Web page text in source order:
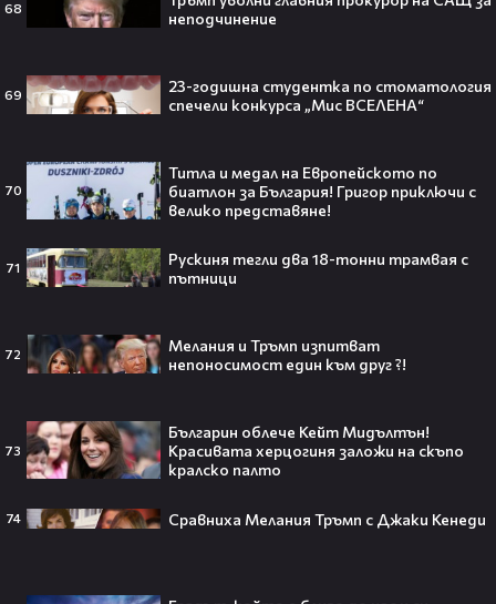
68
неподчинение
69
23-годишна студентка по стоматология
спечели конкурса „Мис ВСЕЛЕНА“
70
Титла и медал на Европейското по
биатлон за България! Григор приключи с
велико представяне!
71
Рускиня тегли два 18-тонни трамвая с
пътници
72
Мелания и Тръмп изпитват
непоносимост един към друг ?!
73
Българин облече Кейт Мидълтън!
Красивата херцогиня заложи на скъпо
кралско палто
74 Сравниха Мелания Тръмп с Джаки Кенеди
151 VIP Brother 2018
трол😯💥
Саудитска Арабия💰
Barbie 2 има краен срок до 2026,
който трябва да спази, иначе